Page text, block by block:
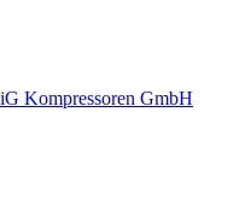
Kompressoren GmbH